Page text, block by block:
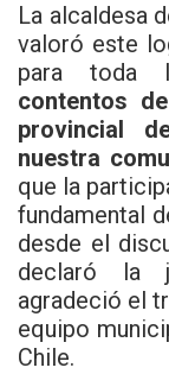
La alcaldesa
valoró este
para toda
contentos
provincial
nuestra
que la
fundamental
desde el
declaró la
agradeció el
equipo
Chile.